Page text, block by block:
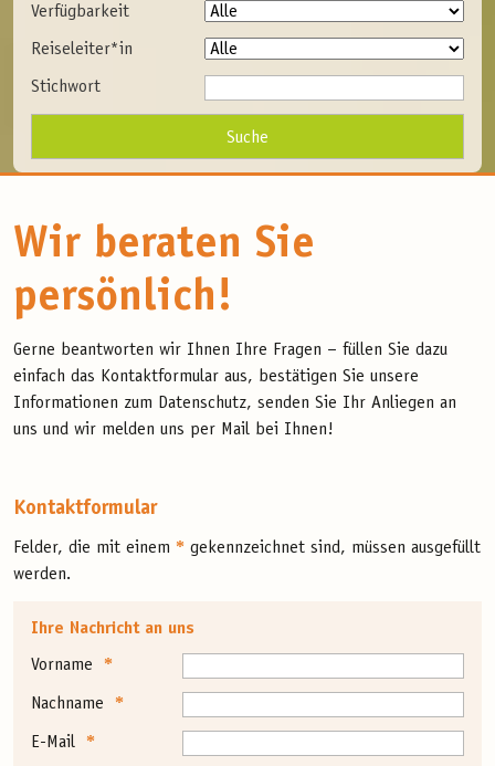
Verfügbarkeit
Reiseleiter*in
Stichwort
Wir beraten Sie
persönlich!
Gerne beantworten wir Ihnen Ihre Fragen – füllen Sie dazu
einfach das Kontaktformular aus, bestätigen Sie unsere
Informationen zum Datenschutz, senden Sie Ihr Anliegen an
uns und wir melden uns per Mail bei Ihnen!
Kontaktformular
Felder, die mit einem * gekennzeichnet sind, müssen ausgefüllt
werden.
Ihre Nachricht an uns
Vorname
Nachname
E-Mail